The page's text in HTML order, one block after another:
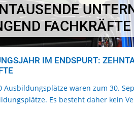
FACHKRÄFTE
IM ENDSPURT:
Ausbildungsplätze waren zum 30.
Es besteht daher kein